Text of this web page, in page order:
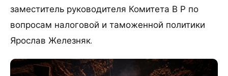
заместитель руководителя Комитета В Р по
вопросам налоговой и таможенной политики
Ярослав Железняк.